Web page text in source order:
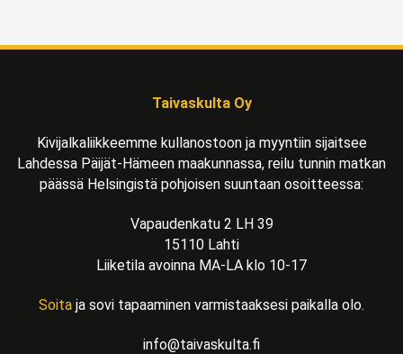
Taivaskulta Oy
Kivijalkaliikkeemme kullanostoon ja myyntiin sijaitsee
Lahdessa Päijät-Hämeen maakunnassa, reilu tunnin matkan
päässä Helsingistä pohjoisen suuntaan osoitteessa:
Vapaudenkatu 2 LH 39
15110 Lahti
Liiketila avoinna MA-LA klo 10-17
Soita ja sovi tapaaminen varmistaaksesi paikalla olo.
info@taivaskulta.fi